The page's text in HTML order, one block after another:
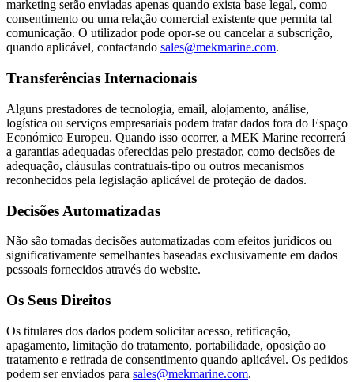
marketing serão enviadas apenas quando exista base legal, como
consentimento ou uma relação comercial existente que permita tal
comunicação. O utilizador pode opor-se ou cancelar a subscrição,
quando aplicável, contactando sales@mekmarine.com.
Transferências Internacionais
Alguns prestadores de tecnologia, email, alojamento, análise,
logística ou serviços empresariais podem tratar dados fora do Espaço
Económico Europeu. Quando isso ocorrer, a MEK Marine recorrerá
a garantias adequadas oferecidas pelo prestador, como decisões de
adequação, cláusulas contratuais-tipo ou outros mecanismos
reconhecidos pela legislação aplicável de proteção de dados.
Decisões Automatizadas
Não são tomadas decisões automatizadas com efeitos jurídicos ou
significativamente semelhantes baseadas exclusivamente em dados
pessoais fornecidos através do website.
Os Seus Direitos
Os titulares dos dados podem solicitar acesso, retificação,
apagamento, limitação do tratamento, portabilidade, oposição ao
tratamento e retirada de consentimento quando aplicável. Os pedidos
podem ser enviados para sales@mekmarine.com.